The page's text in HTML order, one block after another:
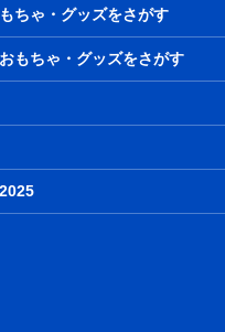
ちゃ・グッズをさがす
もちゃ・グッズをさがす